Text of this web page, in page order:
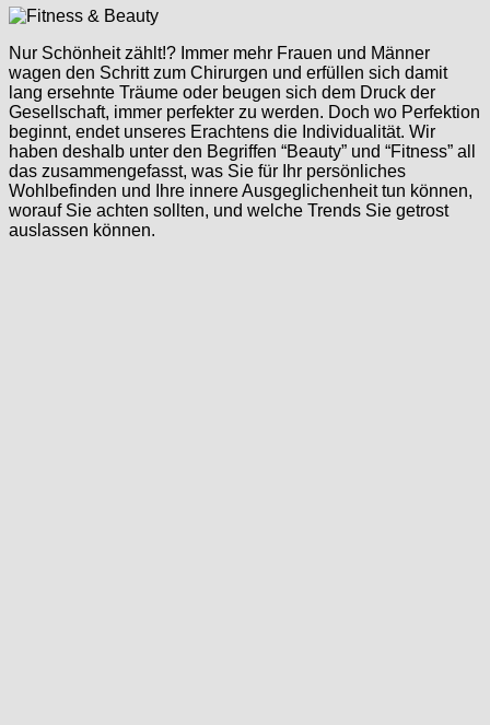
Nur Schönheit zählt!? Immer mehr Frauen und Männer
wagen den Schritt zum Chirurgen und erfüllen sich damit
lang ersehnte Träume oder beugen sich dem Druck der
Gesellschaft, immer perfekter zu werden. Doch wo Perfektion
beginnt, endet unseres Erachtens die Individualität. Wir
haben deshalb unter den Begriffen “Beauty” und “Fitness” all
das zusammengefasst, was Sie für Ihr persönliches
Wohlbefinden und Ihre innere Ausgeglichenheit tun können,
worauf Sie achten sollten, und welche Trends Sie getrost
auslassen können.